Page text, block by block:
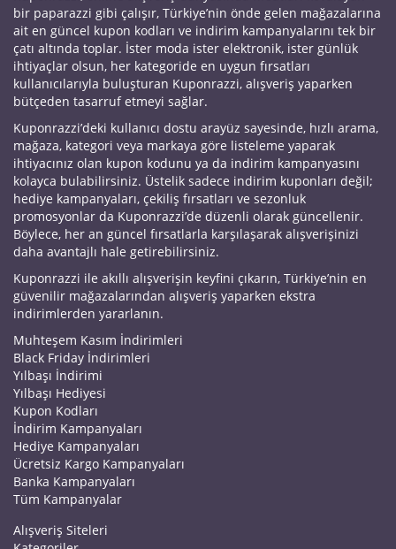
bir paparazzi gibi çalışır, Türkiye’nin önde gelen mağazalarına
ait en güncel kupon kodları ve indirim kampanyalarını tek bir
çatı altında toplar. İster moda ister elektronik, ister günlük
ihtiyaçlar olsun, her kategoride en uygun fırsatları
kullanıcılarıyla buluşturan Kuponrazzi, alışveriş yaparken
bütçeden tasarruf etmeyi sağlar.
Kuponrazzi’deki kullanıcı dostu arayüz sayesinde, hızlı arama,
mağaza, kategori veya markaya göre listeleme yaparak
ihtiyacınız olan kupon kodunu ya da indirim kampanyasını
kolayca bulabilirsiniz. Üstelik sadece indirim kuponları değil;
hediye kampanyaları, çekiliş fırsatları ve sezonluk
promosyonlar da Kuponrazzi’de düzenli olarak güncellenir.
Böylece, her an güncel fırsatlarla karşılaşarak alışverişinizi
daha avantajlı hale getirebilirsiniz.
Kuponrazzi ile akıllı alışverişin keyfini çıkarın, Türkiye’nin en
güvenilir mağazalarından alışveriş yaparken ekstra
indirimlerden yararlanın.
Muhteşem Kasım İndirimleri
Black Friday İndirimleri
Yılbaşı İndirimi
Yılbaşı Hediyesi
Kupon Kodları
İndirim Kampanyaları
Hediye Kampanyaları
Ücretsiz Kargo Kampanyaları
Banka Kampanyaları
Tüm Kampanyalar
Alışveriş Siteleri